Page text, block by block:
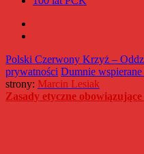
Polski Czerwony Krzyż –
prywatności Dumnie
strony: Marcin Lesiak
Zasady etyczne